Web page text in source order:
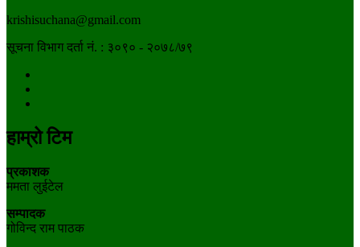
krishisuchana@gmail.com
सूचना विभाग दर्ता नं. : ३०९० - २०७८/७९
हाम्रो टिम
प्रकाशक
ममता लुईटेल
सम्पादक
गोविन्द राम पाठक